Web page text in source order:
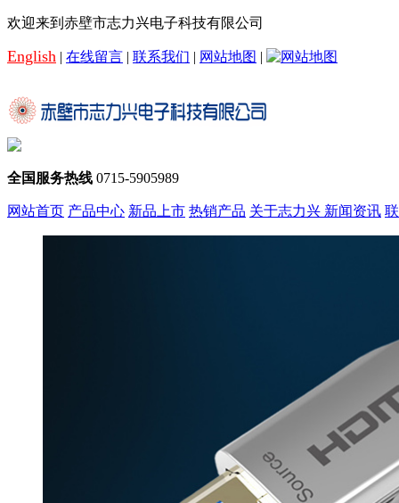
欢迎来到赤壁市志力兴电子科技有限公司
English | 在线留言 | 联系我们 | 网站地图 |
全国服务热线 0715-5905989
网站首页 产品中心 新品上市 热销产品 关于志力兴 新闻资讯